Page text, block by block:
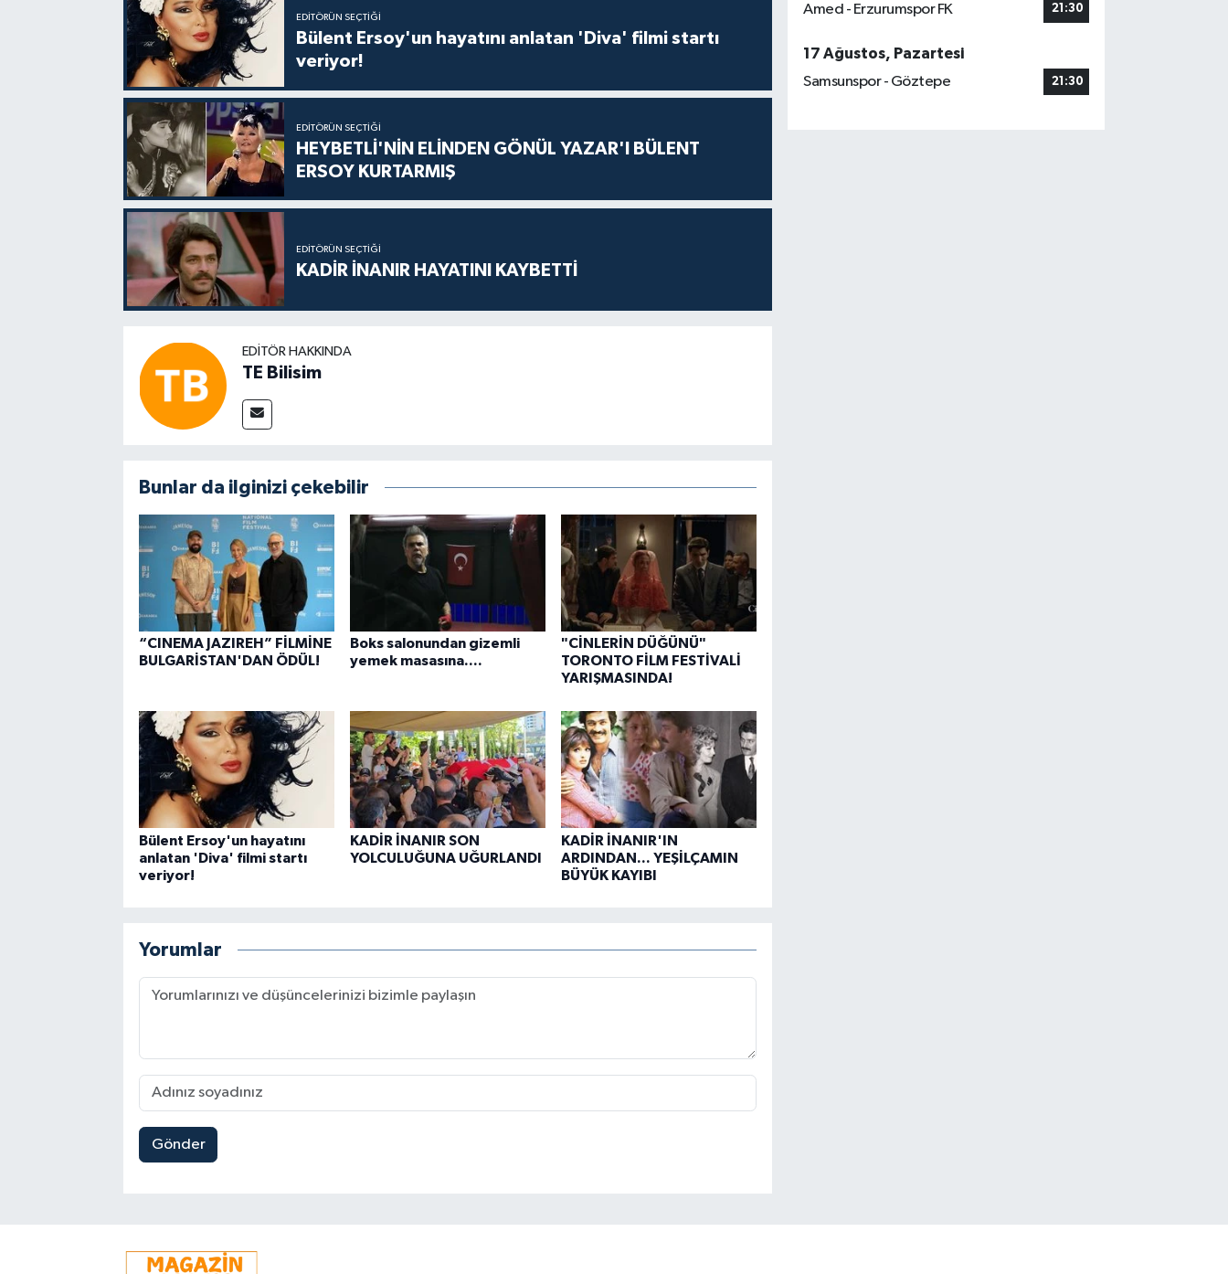
EDITÖRÜN SEÇTIĞI
Bülent Ersoy'un hayatını anlatan 'Diva' filmi startı
veriyor!
EDITÖRÜN SEÇTIĞI
HEYBETLİ'NİN ELİNDEN GÖNÜL YAZAR'I BÜLENT
ERSOY KURTARMIŞ
EDITÖRÜN SEÇTIĞI
KADİR İNANIR HAYATINI KAYBETTİ
EDITÖR HAKKINDA
TE Bilisim
Bunlar da ilginizi çekebilir
“CINEMA JAZIREH” FİLMİNE
BULGARİSTAN'DAN ÖDÜL!
Boks salonundan gizemli
yemek masasına....
"CİNLERİN DÜĞÜNÜ"
TORONTO FİLM FESTİVALİ
YARIŞMASINDA!
Bülent Ersoy'un hayatını
anlatan 'Diva' filmi startı
veriyor!
KADİR İNANIR SON
YOLCULUĞUNA UĞURLANDI
KADİR İNANIR'IN
ARDINDAN... YEŞİLÇAMIN
BÜYÜK KAYIBI
Yorumlar
Gönder
Amed - Erzurumspor FK 21:30
17 Ağustos, Pazartesi
Samsunspor - Göztepe
21:30